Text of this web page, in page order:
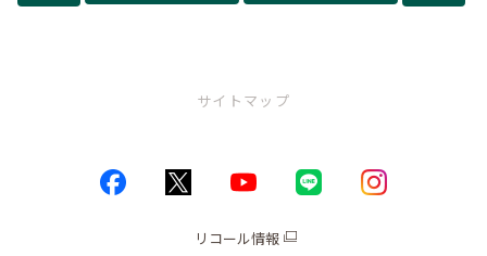
サイトマップ
リコール情報